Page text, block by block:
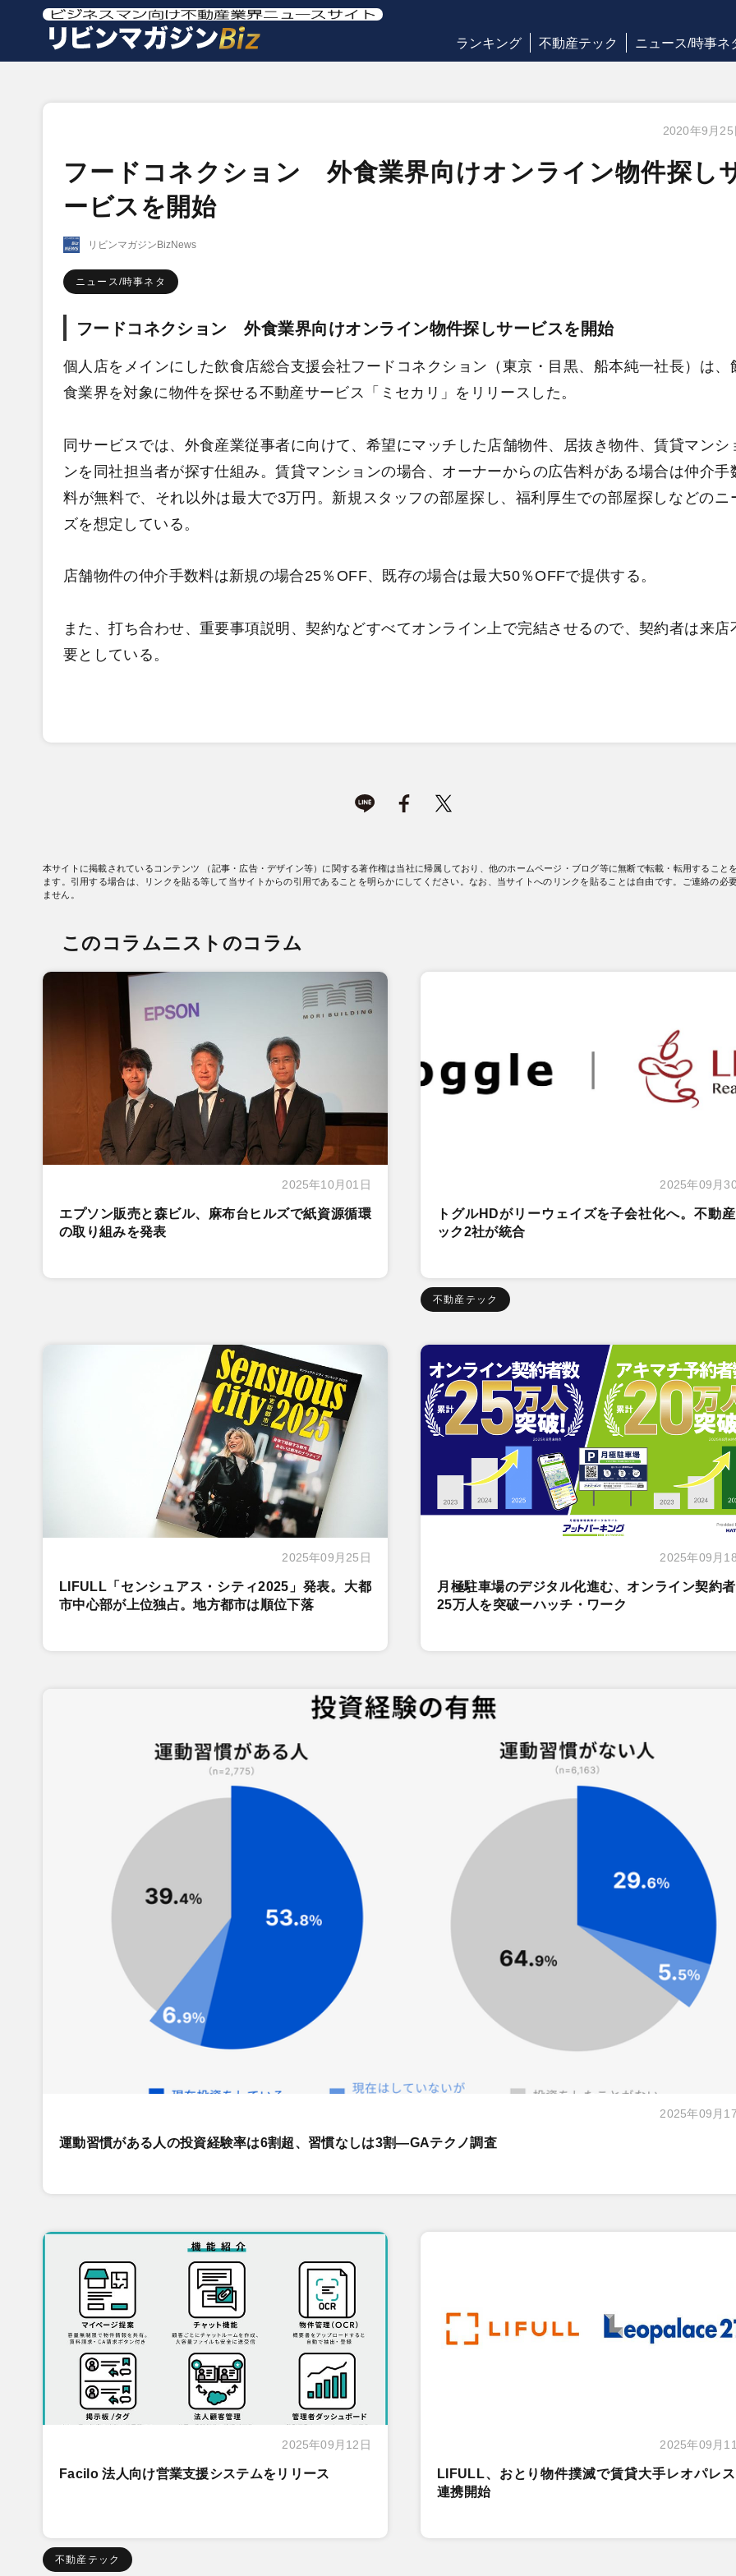
ランキング 不動産テック ニュース/時事ネ
2020年9月25
フードコネクション 外食業界向けオンライン物件探し
ービスを開始
リビンマガジンBizNews
ニュース/時事ネタ
フードコネクション 外食業界向けオンライン物件探しサービスを開始
個人店をメインにした飲食店総合支援会社フードコネクション（東京・目黒、船本純一社長）は、
食業界を対象に物件を探せる不動産サービス「ミセカリ」をリリースした。
同サービスでは、外食産業従事者に向けて、希望にマッチした店舗物件、居抜き物件、賃貸マンシ
ンを同社担当者が探す仕組み。賃貸マンションの場合、オーナーからの広告料がある場合は仲介手
料が無料で、それ以外は最大で3万円。新規スタッフの部屋探し、福利厚生での部屋探しなどのニ
ズを想定している。
店舗物件の仲介手数料は新規の場合25％OFF、既存の場合は最大50％OFFで提供する。
また、打ち合わせ、重要事項説明、契約などすべてオンライン上で完結させるので、契約者は来店
要としている。
本サイトに掲載されているコンテンツ （記事・広告・デザイン等）に関する著作権は当社に帰属しており、他のホームページ・ブログ等に無断で転載・転用すること
ます。引用する場合は、リンクを貼る等して当サイトからの引用であることを明らかにしてください。なお、当サイトへのリンクを貼ることは自由です。ご連絡の必
ません。
このコラムニストのコラム
2025年10月01日
エプソン販売と森ビル、麻布台ヒルズで紙資源循環
の取り組みを発表
2025年09月
トグルHDがリーウェイズを子会社化へ。不動
ック2社が統合
不動産テック
2025年09月25日
LIFULL「センシュアス・シティ2025」発表。大都
市中心部が上位独占。地方都市は順位下落
2025年09月
月極駐車場のデジタル化進む、オンライン契約
25万人を突破ーハッチ・ワーク
2025年09月
運動習慣がある人の投資経験率は6割超、習慣なしは3割―GAテクノ調査
2025年09月12日
Facilo 法人向け営業支援システムをリリース
不動産テック
2025年09月
LIFULL、おとり物件撲滅で賃貸大手レオパレ
連携開始